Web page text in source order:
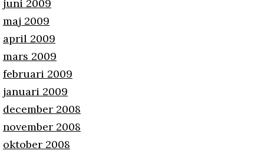
juni 2009
maj 2009
april 2009
mars 2009
februari 2009
januari 2009
december 2008
november 2008
oktober 2008